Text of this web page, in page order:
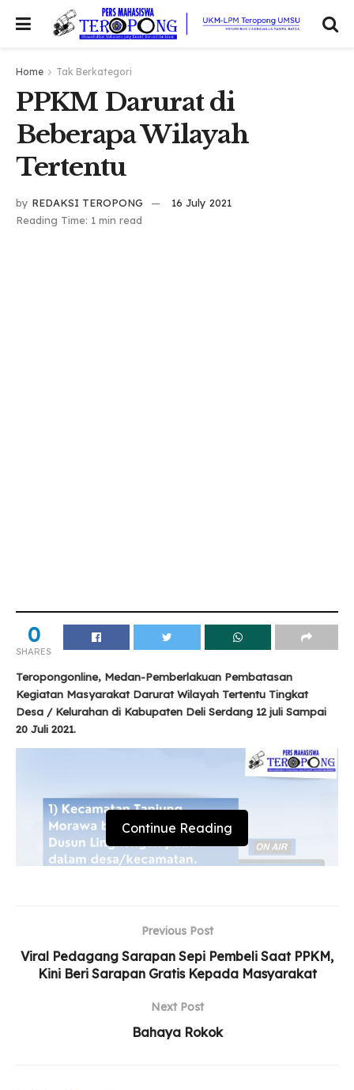
Home Tak Berkategori
PPKM Darurat di
Beberapa Wilayah
Tertentu
by REDAKSI TEROPONG
16 July 2021
Reading Time: 1 min read
0
SHARES
Teropongonline, Medan-Pemberlakuan Pembatasan
Kegiatan Masyarakat Darurat Wilayah Tertentu Tingkat
Desa / Kelurahan di Kabupaten Deli Serdang 12 juli Sampai
20 Juli 2021.
Continue Reading
Previous Post
Viral Pedagang Sarapan Sepi Pembeli Saat PPKM,
Kini Beri Sarapan Gratis Kepada Masyarakat
Next Post
Bahaya Rokok